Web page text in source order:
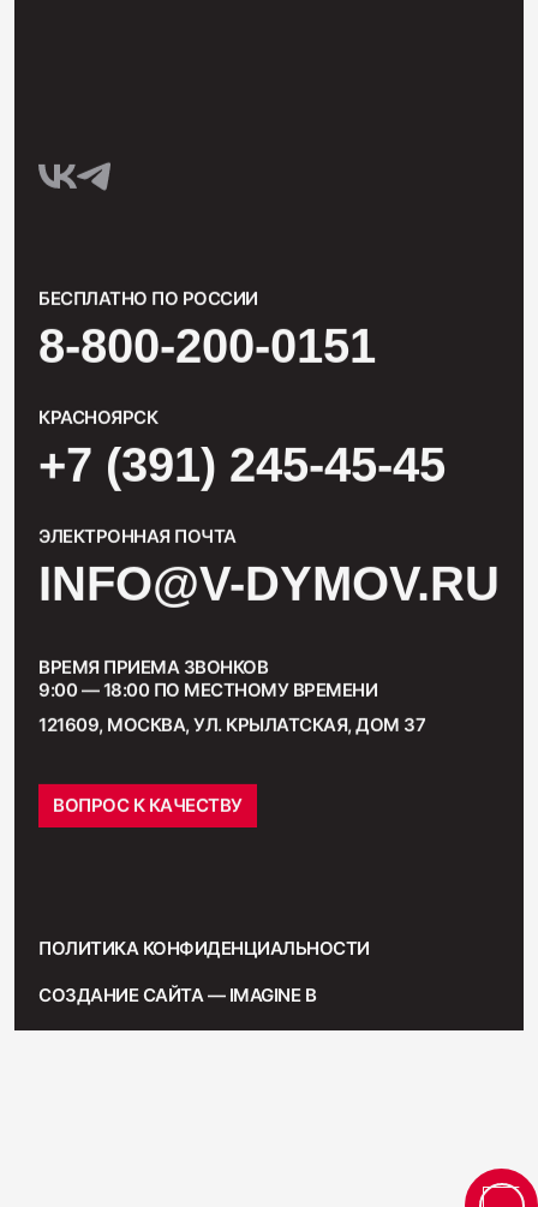
БЕСПЛАТНО ПО РОССИИ
8-800-200-0151
КРАСНОЯРСК
+7 (391) 245-45-45
ЭЛЕКТРОННАЯ ПОЧТА
INFO@V-DYMOV.RU
ВРЕМЯ ПРИЕМА ЗВОНКОВ
9:00 — 18:00 ПО МЕСТНОМУ ВРЕМЕНИ
121609, МОСКВА, УЛ. КРЫЛАТСКАЯ, ДОМ 37
ВОПРОС К КАЧЕСТВУ
ПОЛИТИКА КОНФИДЕНЦИАЛЬНОСТИ
СОЗДАНИЕ САЙТА — IMAGINE B